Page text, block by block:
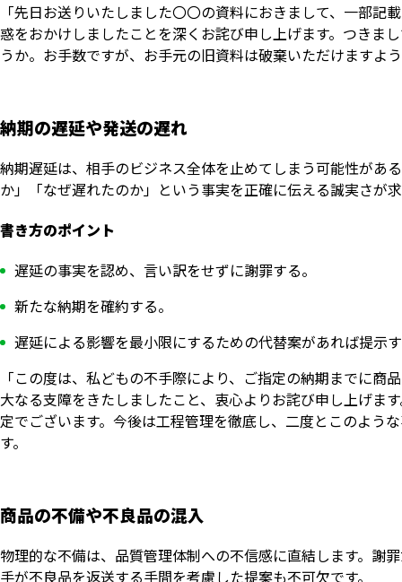
「先日お送りいたしました〇〇の資料におきまして、一部
惑をおかけしましたことを深くお詫び申し上げます。つきま
うか。お手数ですが、お手元の旧資料は破棄いただけますよ
納期の遅延や発送の遅れ
納期遅延は、相手のビジネス全体を止めてしまう可能性があ
か」「なぜ遅れたのか」という事実を正確に伝える誠実さが
書き方のポイント
遅延の事実を認め、言い訳をせずに謝罪する。
新たな納期を確約する。
遅延による影響を最小限にするための代替案があれば提示
「この度は、私どもの不手際により、ご指定の納期までに
大なる支障をきたしましたこと、衷心よりお詫び申し上げま
定でございます。今後は工程管理を徹底し、二度とこのよう
す。
商品の不備や不良品の混入
物理的な不備は、品質管理体制への不信感に直結します。謝
手が不良品を返送する手間を考慮した提案も不可欠です。